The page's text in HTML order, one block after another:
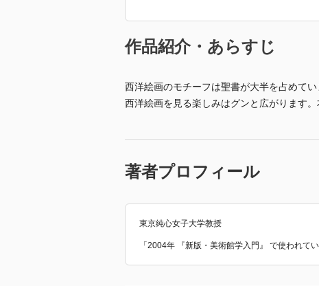
作品紹介・あらすじ
西洋絵画のモチーフは聖書が大半を占めて
西洋絵画を見る楽しみはグンと広がります
著者プロフィール
東京純心女子大学教授
「2004年 『新版・美術館学入門』 で使われて